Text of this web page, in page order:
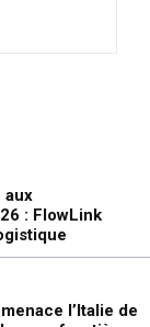
aux
: FlowLink
l’Italie de